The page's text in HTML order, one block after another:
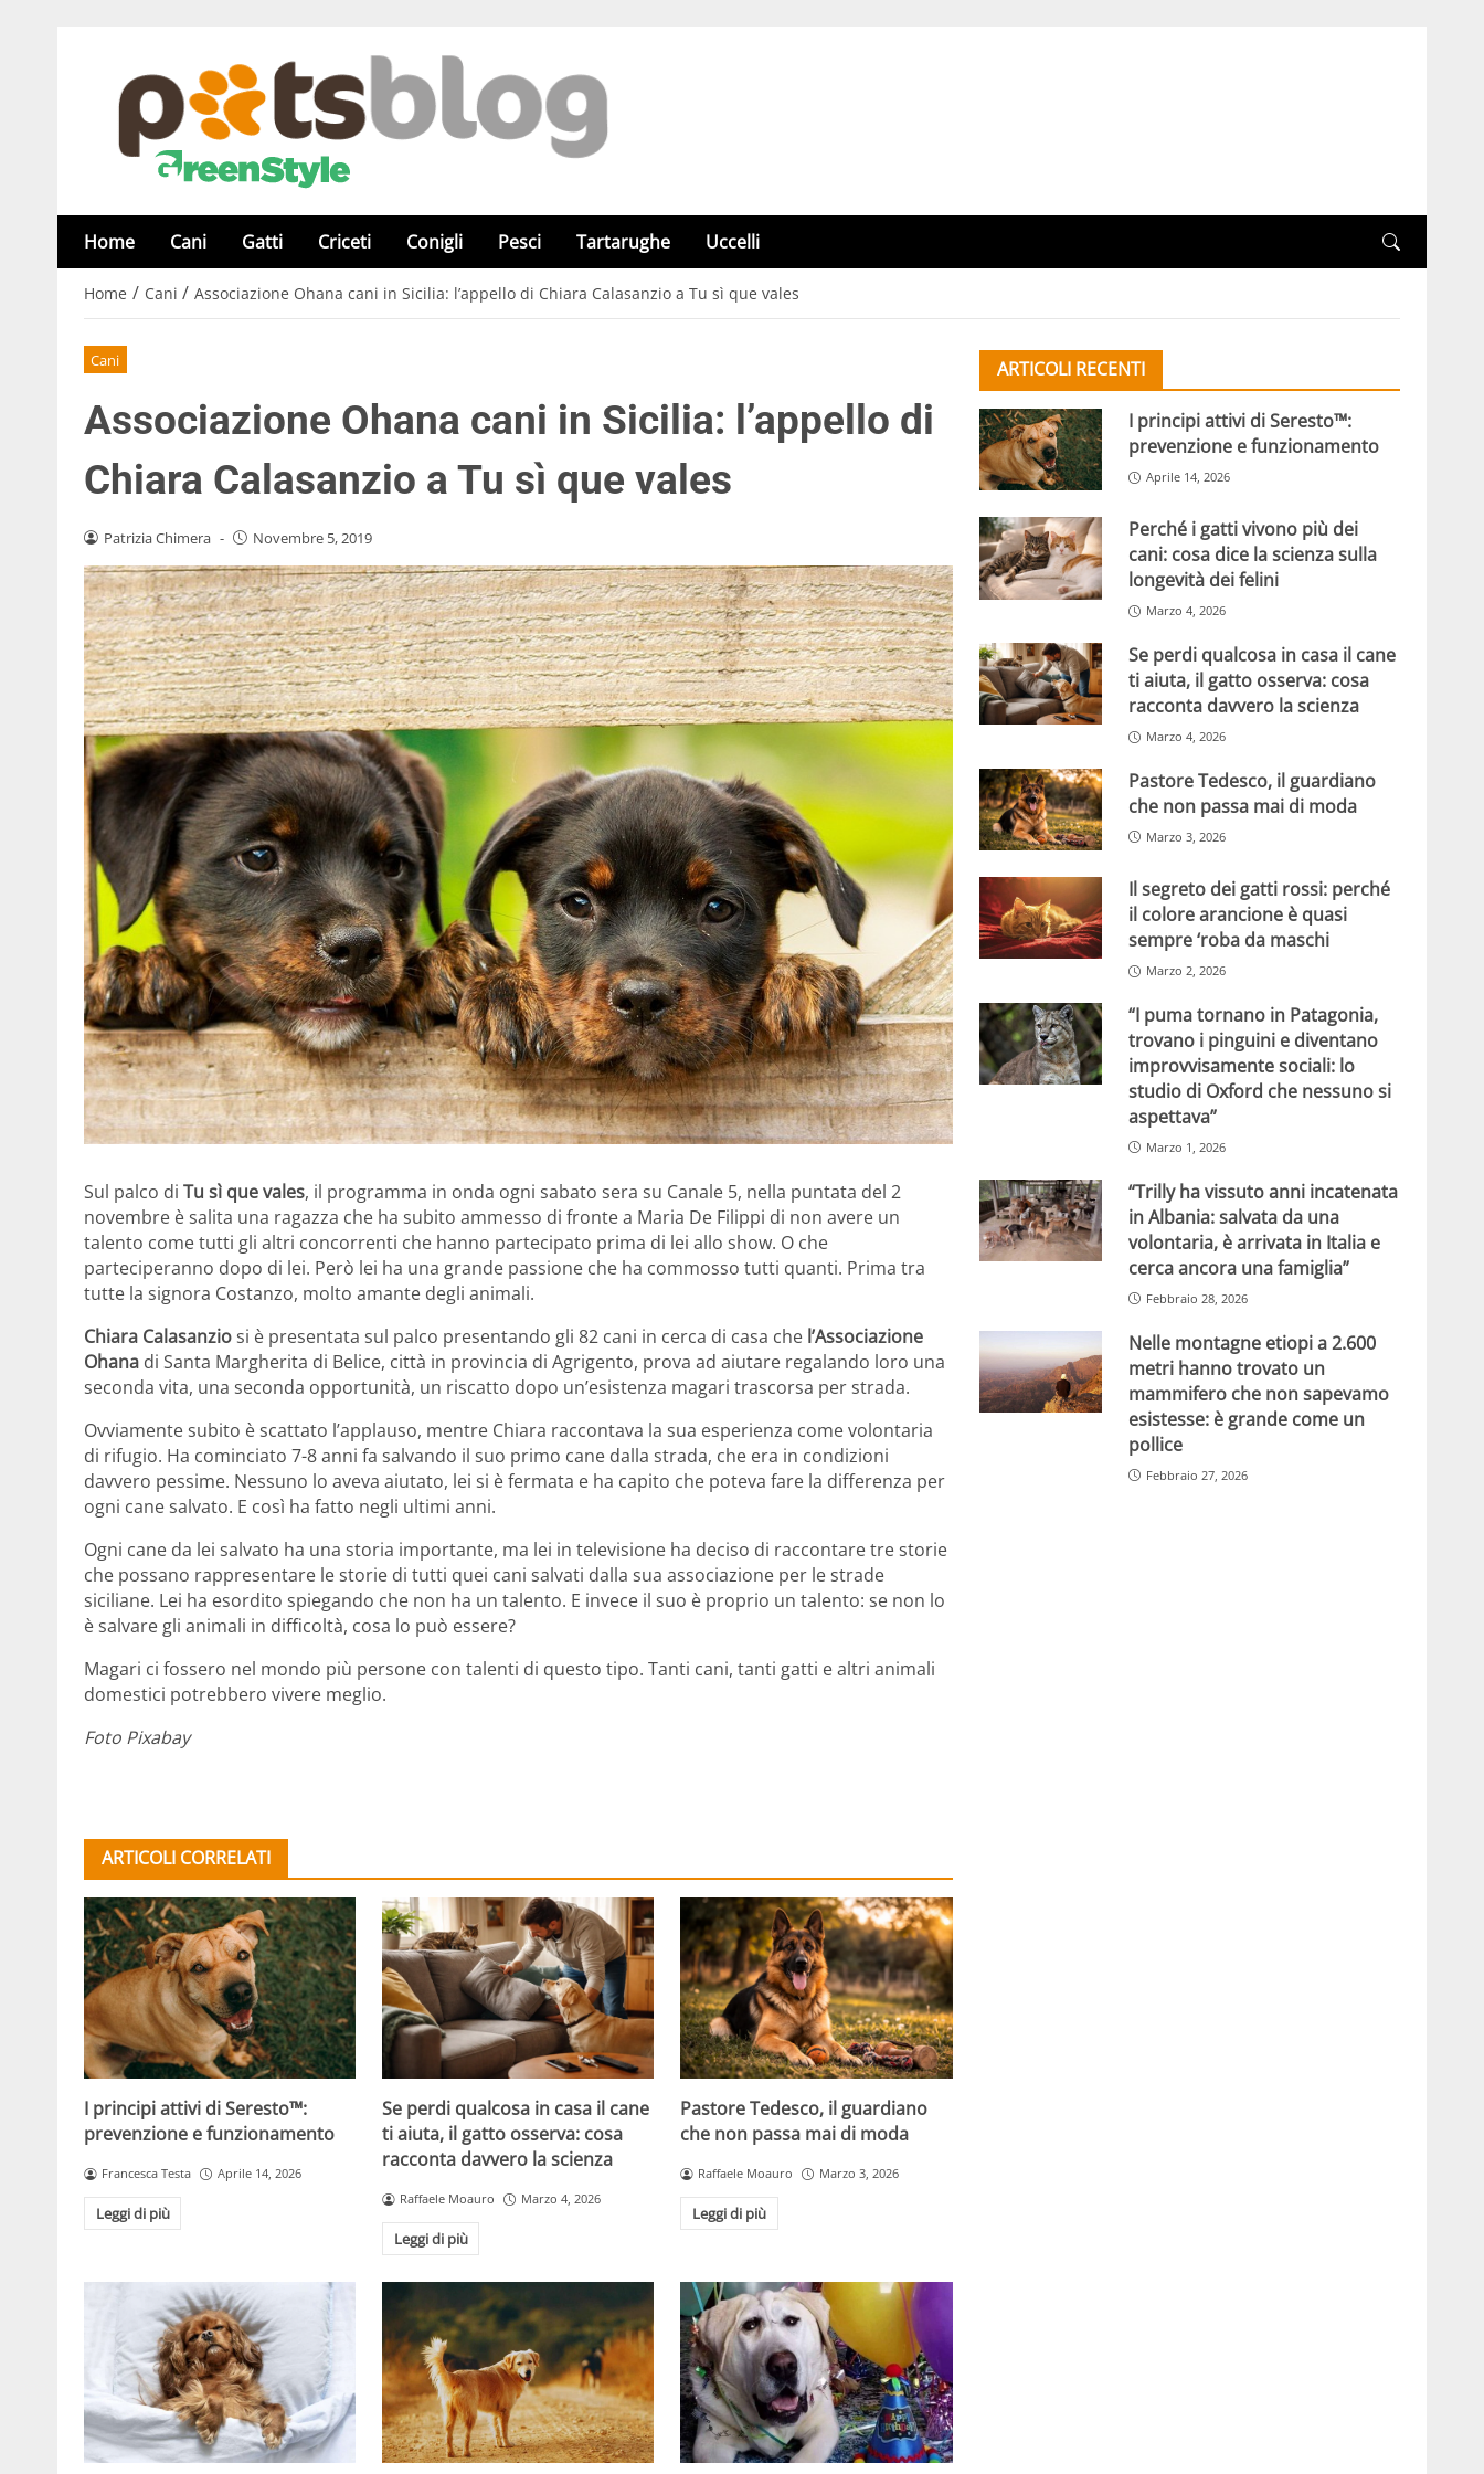
Home Cani Gatti Criceti Conigli Pesci Tartarughe Uccelli
Home / Cani / Associazione Ohana cani in Sicilia: l’appello di Chiara Calasanzio a Tu sì que vales
Cani
Associazione Ohana cani in Sicilia: l’appello di
Chiara Calasanzio a Tu sì que vales
Patrizia Chimera - Novembre 5, 2019
Sul palco di Tu sì que vales, il programma in onda ogni sabato sera su Canale 5, nella puntata del 2
novembre è salita una ragazza che ha subito ammesso di fronte a Maria De Filippi di non avere un
talento come tutti gli altri concorrenti che hanno partecipato prima di lei allo show. O che
parteciperanno dopo di lei. Però lei ha una grande passione che ha commosso tutti quanti. Prima tra
tutte la signora Costanzo, molto amante degli animali.
Chiara Calasanziosi è presentata sul palco presentando gli 82 cani in cerca di casa che l’Associazione
Ohana di Santa Margherita di Belice, città in provincia di Agrigento, prova ad aiutare regalando loro una
seconda vita, una seconda opportunità, un riscatto dopo un’esistenza magari trascorsa per strada.
Ovviamente subito è scattato l’applauso, mentre Chiara raccontava la sua esperienza come volontaria
di rifugio. Ha cominciato 7-8 anni fa salvando il suo primo cane dalla strada, che era in condizioni
davvero pessime. Nessuno lo aveva aiutato, lei si è fermata e ha capito che poteva fare la differenza per
ogni cane salvato. E così ha fatto negli ultimi anni.
Ogni cane da lei salvato ha una storia importante, ma lei in televisione ha deciso di raccontare tre storie
che possano rappresentare le storie di tutti quei cani salvati dalla sua associazione per le strade
siciliane. Lei ha esordito spiegando che non ha un talento. E invece il suo è proprio un talento: se non lo
è salvare gli animali in difficoltà, cosa lo può essere?
Magari ci fossero nel mondo più persone con talenti di questo tipo. Tanti cani, tanti gatti e altri animali
domestici potrebbero vivere meglio.
Foto Pixabay
ARTICOLI CORRELATI
I principi attivi di Seresto™:
prevenzione e funzionamento
Francesca Testa Aprile 14, 2026
Leggi di più
Se perdi qualcosa in casa il cane
ti aiuta, il gatto osserva: cosa
racconta davvero la scienza
Raffaele Moauro Marzo 4, 2026
Leggi di più
Pastore Tedesco, il guardiano
che non passa mai di moda
Raffaele Moauro Marzo 3, 2026
Leggi di più
ARTICOLI RECENTI
I principi attivi di Seresto™:
prevenzione e funzionamento
Aprile 14, 2026
Perché i gatti vivono più dei
cani: cosa dice la scienza sulla
longevità dei felini
Marzo 4, 2026
Se perdi qualcosa in casa il cane
ti aiuta, il gatto osserva: cosa
racconta davvero la scienza
Marzo 4, 2026
Pastore Tedesco, il guardiano
che non passa mai di moda
Marzo 3, 2026
Il segreto dei gatti rossi: perché
il colore arancione è quasi
sempre ‘roba da maschi
Marzo 2, 2026
“I puma tornano in Patagonia,
trovano i pinguini e diventano
improvvisamente sociali: lo
studio di Oxford che nessuno si
aspettava”
Marzo 1, 2026
“Trilly ha vissuto anni incatenata
in Albania: salvata da una
volontaria, è arrivata in Italia e
cerca ancora una famiglia”
Febbraio 28, 2026
Nelle montagne etiopi a 2.600
metri hanno trovato un
mammifero che non sapevamo
esistesse: è grande come un
pollice
Febbraio 27, 2026